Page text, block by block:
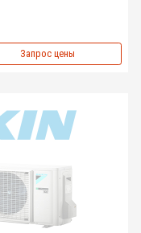
Запрос цены